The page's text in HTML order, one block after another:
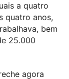
a quatro
quatro anos,
bem
25.000
agora